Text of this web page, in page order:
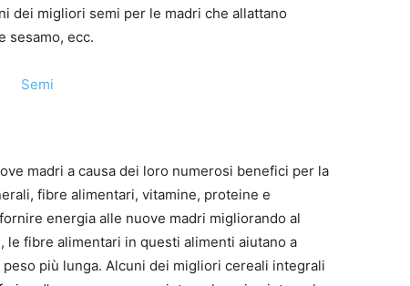
dei migliori semi per le madri che allattano
sesamo, ecc.
madri a causa dei loro numerosi benefici per la
fibre alimentari, vitamine, proteine ​​e
energia alle nuove madri migliorando al
fibre alimentari in questi alimenti aiutano a
più lunga. Alcuni dei migliori cereali integrali